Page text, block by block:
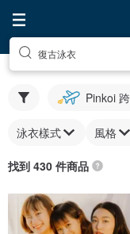
復古泳衣
Pinkoi
泳衣樣式 風格
找到 430 件商品